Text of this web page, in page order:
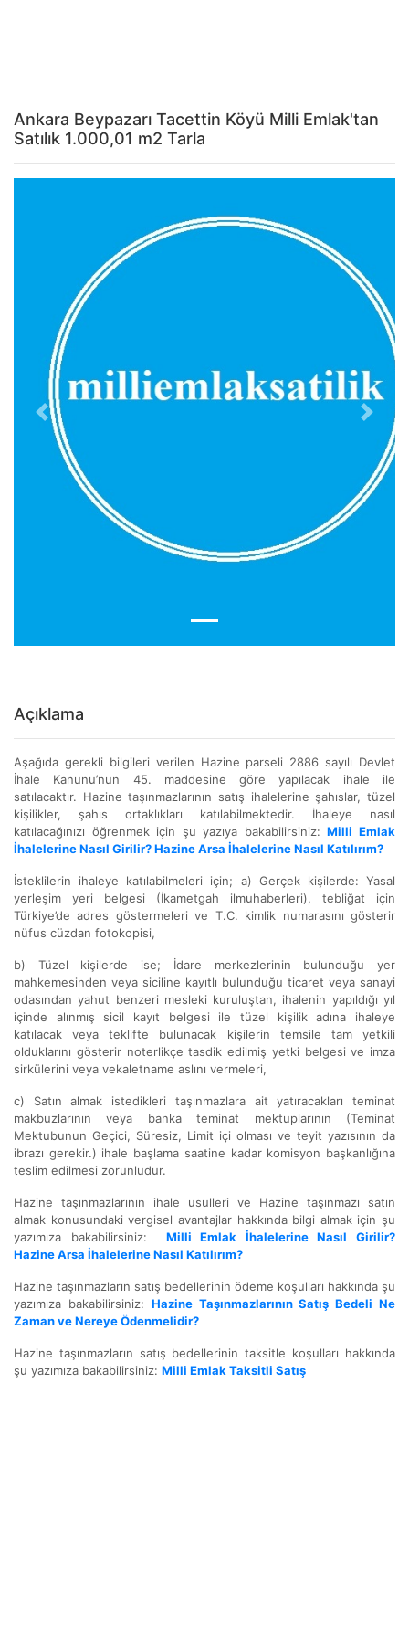
Ankara Beypazarı Tacettin Köyü Milli Emlak'tan
Satılık 1.000,01 m2 Tarla
Previous Next
Açıklama
Aşağıda gerekli bilgileri verilen Hazine parseli 2886 sayılı Devlet
İhale Kanunu’nun 45. maddesine göre yapılacak ihale ile
satılacaktır. Hazine taşınmazlarının satış ihalelerine şahıslar, tüzel
kişilikler, şahıs ortaklıkları katılabilmektedir. İhaleye nasıl
katılacağınızı öğrenmek için şu yazıya bakabilirsiniz:Milli Emlak
İhalelerine Nasıl Girilir? Hazine Arsa İhalelerine Nasıl Katılırım?
İsteklilerin ihaleye katılabilmeleri için; a) Gerçek kişilerde: Yasal
yerleşim yeri belgesi (İkametgah ilmuhaberleri), tebliğat için
Türkiye’de adres göstermeleri ve T.C. kimlik numarasını gösterir
nüfus cüzdan fotokopisi,
b) Tüzel kişilerde ise; İdare merkezlerinin bulunduğu yer
mahkemesinden veya siciline kayıtlı bulunduğu ticaret veya sanayi
odasından yahut benzeri mesleki kuruluştan, ihalenin yapıldığı yıl
içinde alınmış sicil kayıt belgesi ile tüzel kişilik adına ihaleye
katılacak veya teklifte bulunacak kişilerin temsile tam yetkili
olduklarını gösterir noterlikçe tasdik edilmiş yetki belgesi ve imza
sirkülerini veya vekaletname aslını vermeleri,
c) Satın almak istedikleri taşınmazlara ait yatıracakları teminat
makbuzlarının veya banka teminat mektuplarının (Teminat
Mektubunun Geçici, Süresiz, Limit içi olması ve teyit yazısının da
ibrazı gerekir.) ihale başlama saatine kadar komisyon başkanlığına
teslim edilmesi zorunludur.
Hazine taşınmazlarının ihale usulleri ve Hazine taşınmazı satın
almak konusundaki vergisel avantajlar hakkında bilgi almak için şu
yazımıza bakabilirsiniz: Milli Emlak İhalelerine Nasıl Girilir?
Hazine Arsa İhalelerine Nasıl Katılırım?
Hazine taşınmazların satış bedellerinin ödeme koşulları hakkında şu
yazımıza bakabilirsiniz: Hazine Taşınmazlarının Satış Bedeli Ne
Zaman ve Nereye Ödenmelidir?
Hazine taşınmazların satış bedellerinin taksitle koşulları hakkında
şu yazımıza bakabilirsiniz: Milli Emlak Taksitli Satış